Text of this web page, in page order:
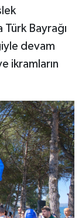
Türk Bayrağı
devam
ikramların